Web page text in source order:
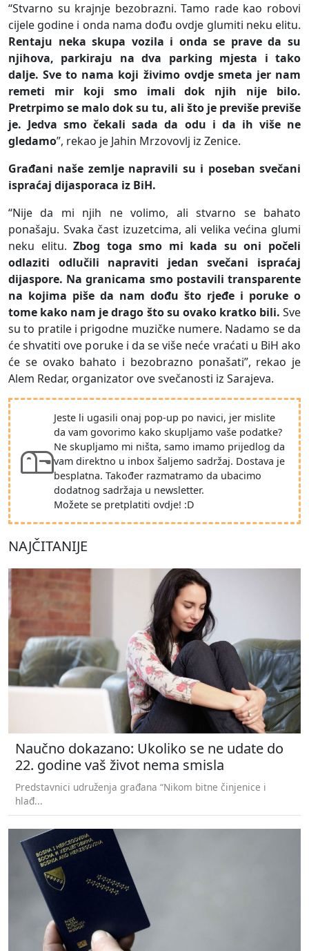
“Stvarno su krajnje bezobrazni. Tamo rade kao robovi
cijele godine i onda nama dođu ovdje glumiti neku elitu.
Rentaju neka skupa vozila i onda se prave da su
njihova, parkiraju na dva parking mjesta i tako
dalje. Sve to nama koji živimo ovdje smeta jer nam
remeti mir koji smo imali dok njih nije bilo.
Pretrpimo se malo dok su tu, ali što je previše previše
je. Jedva smo čekali sada da odu i da ih više ne
gledamo”, rekao je Jahin Mrzovovlj iz Zenice.
Građani naše zemlje napravili su i poseban svečani
ispraćaj dijasporaca iz BiH.
“Nije da mi njih ne volimo, ali stvarno se bahato
ponašaju. Svaka čast izuzetcima, ali velika većina glumi
neku elitu.Zbog toga smo mi kada su oni počeli
odlaziti odlučili napraviti jedan svečani ispraćaj
dijaspore. Na granicama smo postavili transparente
na kojima piše da nam dođu što rjeđe i poruke o
tome kako nam je drago što su ovako kratko bili. Sve
su to pratile i prigodne muzičke numere. Nadamo se da
će shvatiti ove poruke i da se više neće vraćati u BiH ako
će se ovako bahato i bezobrazno ponašati”, rekao je
Alem Redar, organizator ove svečanosti iz Sarajeva.
Jeste li ugasili onaj pop-up po navici, jer mislite
da vam govorimo kako skupljamo vaše podatke?
Ne skupljamo mi ništa, samo imamo prijedlog da
vam direktno u inbox šaljemo sadržaj. Dostava je
besplatna. Također razmatramo da ubacimo
dodatnog sadržaja u newsletter.
Možete se pretplatiti ovdje! :D
NAJČITANIJE
Naučno dokazano: Ukoliko se ne udate do
22. godine vaš život nema smisla
Predstavnici udruženja građana “Nikom bitne činjenice i
hlađ...